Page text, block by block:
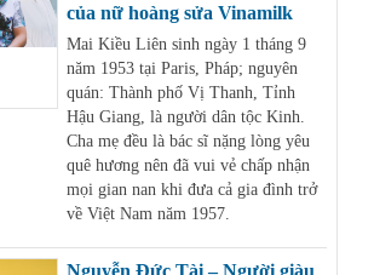
của nữ hoàng sửa Vinamilk
Mai Kiều Liên sinh ngày 1 tháng 9
năm 1953 tại Paris, Pháp; nguyên
quán: Thành phố Vị Thanh, Tỉnh
Hậu Giang, là người dân tộc Kinh.
Cha mẹ đều là bác sĩ nặng lòng yêu
quê hương nên đã vui vẻ chấp nhận
mọi gian nan khi đưa cả gia đình trở
về Việt Nam năm 1957.